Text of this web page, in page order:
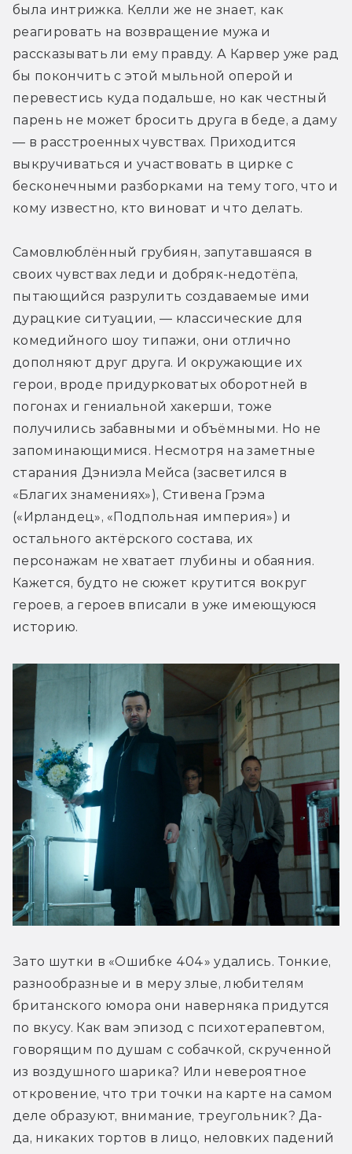
была интрижка. Келли же не знает, как
реагировать на возвращение мужа и
рассказывать ли ему правду. А Карвер уже рад
бы покончить с этой мыльной оперой и
перевестись куда подальше, но как честный
парень не может бросить друга в беде, а даму
— в расстроенных чувствах. Приходится
выкручиваться и участвовать в цирке с
бесконечными разборками на тему того, что и
кому известно, кто виноват и что делать.
Самовлюблённый грубиян, запутавшаяся в
своих чувствах леди и добряк-недотёпа,
пытающийся разрулить создаваемые ими
дурацкие ситуации, — классические для
комедийного шоу типажи, они отлично
дополняют друг друга. И окружающие их
герои, вроде придурковатых оборотней в
погонах и гениальной хакерши, тоже
получились забавными и объёмными. Но не
запоминающимися. Несмотря на заметные
старания Дэниэла Мейса (засветился в
«Благих знамениях»), Стивена Грэма
(«Ирландец», «Подпольная империя») и
остального актёрского состава, их
персонажам не хватает глубины и обаяния.
Кажется, будто не сюжет крутится вокруг
героев, а героев вписали в уже имеющуюся
историю.
Зато шутки в «Ошибке 404» удались. Тонкие,
разнообразные и в меру злые, любителям
британского юмора они наверняка придутся
по вкусу. Как вам эпизод с психотерапевтом,
говорящим по душам с собачкой, скрученной
из воздушного шарика? Или невероятное
откровение, что три точки на карте на самом
деле образуют, внимание, треугольник? Да-
да, никаких тортов в лицо, неловких падений